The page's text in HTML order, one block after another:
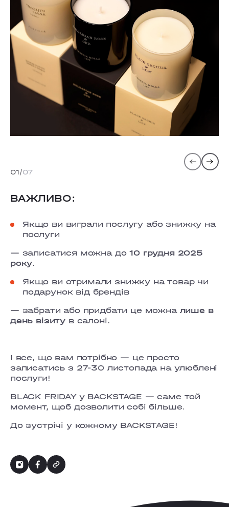
01 07
ВАЖЛИВО:
Якщо ви виграли послугу або знижку на
послуги
— записатися можна до10 грудня 2025
року.
Якщо ви отримали знижку на товар чи
подарунок від брендів
— забрати або придбати це можна лише в
день візиту в салоні.
І все, що вам потрібно — це просто
записатись з 27-30 листопада на улюблені
послуги!
BLACK FRIDAY у BACKSTAGE — саме той
момент, щоб дозволити собі більше.
До зустрічі у кожному BACKSTAGE!